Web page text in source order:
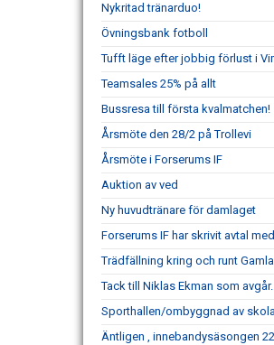
Nykritad tränarduo!
Övningsbank fotboll
Tufft läge efter jobbig förlust i
Teamsales 25% på allt
Bussresa till första kvalmatchen!
Årsmöte den 28/2 på Trollevi
Årsmöte i Forserums IF
Auktion av ved
Ny huvudtränare för damlaget
Forserums IF har skrivit avtal
Trädfällning kring och runt Gamla
Tack till Niklas Ekman som avgår.
Sporthallen/ombyggnad av
Äntligen , innebandysäsongen